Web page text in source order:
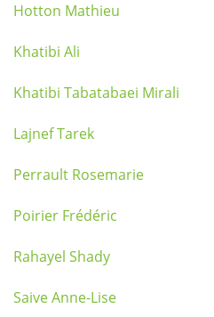
Hotton Mathieu
Khatibi Ali
Khatibi Tabatabaei Mirali
Lajnef Tarek
Perrault Rosemarie
Poirier Frédéric
Rahayel Shady
Saive Anne-Lise